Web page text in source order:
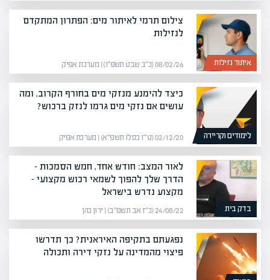
איתור נזילות
צילום תרמי לאיתור מים: הפתרון המתקדם
לנזילות
08/02/26 (כ״ב שבט תשפ״ו) | מערכת אפיק
לימודים וקריירה
כיצד להימנע מנזקי מים בחורף הקרוב, ומה
עושים אם נזקי מים גרמו לנזק ברכוש?
02/12/20 (ט״ז כסלו תשפ״א) | מערכת אפיק
בדק בית
לאור המצב: חודש אחד, חמש הסמכות –
הדרך שלך להפוך לשמאי רכוש מקצועי –
מקצוע נדרש בישראל
24/08/22 (כ״ז אב תשפ״ב) | ירון כהן
נפגעתם בתקיפה האיראנית? כך תדרשו
פיצוי מהמדינה על נזקי דירה ותכולה